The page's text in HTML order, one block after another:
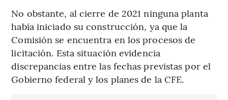
No obstante, al cierre de 2021 ninguna planta
había iniciado su construcción, ya que la
Comisión se encuentra en los procesos de
licitación. Esta situación evidencia
discrepancias entre las fechas previstas por el
Gobierno federal y los planes de la CFE.